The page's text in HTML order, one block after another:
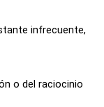
infrecuente,
o del raciocinio